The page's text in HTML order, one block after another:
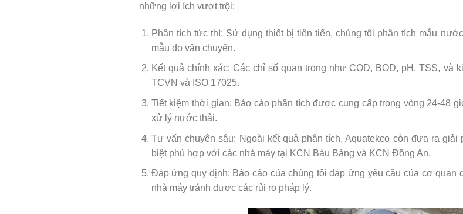
những lợi ích vượt trội:
Phân tích tức thì: Sử dụng thiết bị tiên tiến, chúng tôi phân tích mẫu
mẫu do vận chuyển.
Kết quả chính xác: Các chỉ số quan trọng như COD, BOD, pH, TSS, và
TCVN và ISO 17025.
Tiết kiệm thời gian: Báo cáo phân tích được cung cấp trong vòng 24-48
xử lý nước thải.
Tư vấn chuyên sâu: Ngoài kết quả phân tích, Aquatekco còn đưa ra
biệt phù hợp với các nhà máy tại KCN Bàu Bàng và KCN Đồng An.
Đáp ứng quy định: Báo cáo của chúng tôi đáp ứng yêu cầu của cơ
nhà máy tránh được các rủi ro pháp lý.